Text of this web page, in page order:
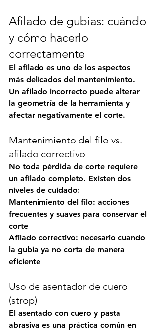
Afilado de gubias: cuándo
y cómo hacerlo
correctamente
El afilado es uno de los aspectos
más delicados del mantenimiento.
Un afilado incorrecto puede alterar
la geometría de la herramienta y
afectar negativamente el corte.
Mantenimiento del filo vs.
afilado correctivo
No toda pérdida de corte requiere
un afilado completo. Existen dos
niveles de cuidado:
Mantenimiento del filo: acciones
frecuentes y suaves para conservar el
corte
Afilado correctivo: necesario cuando
la gubia ya no corta de manera
eficiente
Uso de asentador de cuero
(strop)
El asentado con cuero y pasta
abrasiva es una práctica común en